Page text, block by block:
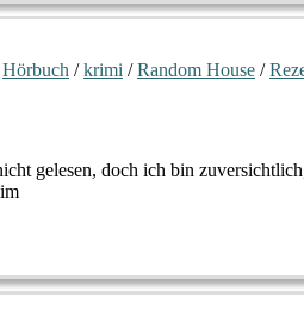
Hörbuch /krimi /Random House /
gelesen, doch ich bin